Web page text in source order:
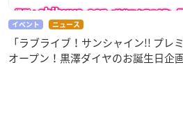
イベント ニュース
「ラブライブ！サンシャイン!! プレ
オープン！黒澤ダイヤのお誕生日企